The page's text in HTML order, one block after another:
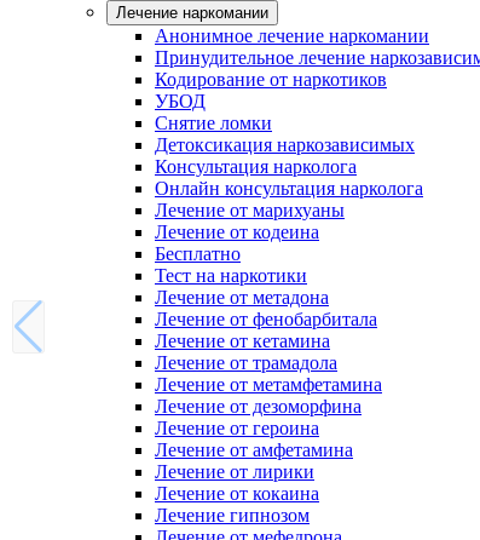
Лечение наркомании
Анонимное лечение наркомании
Принудительное лечение
Кодирование от наркотиков
УБОД
Снятие ломки
Детоксикация наркозависимых
Консультация нарколога
Онлайн консультация нарколога
Лечение от марихуаны
Лечение от кодеина
Бесплатно
Тест на наркотики
Лечение от метадона
Лечение от фенобарбитала
Лечение от кетамина
Лечение от трамадола
Лечение от метамфетамина
Лечение от дезоморфина
Лечение от героина
Лечение от амфетамина
Лечение от лирики
Лечение от кокаина
Лечение гипнозом